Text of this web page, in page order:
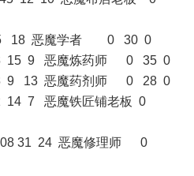
5 18 恶魔学者 0 30 0
15 9 恶魔炼药师 0 35 0
9 13 恶魔药剂师 0 28 0
14 7 恶魔铁匠铺老板 0
31 24 恶魔修理师 0